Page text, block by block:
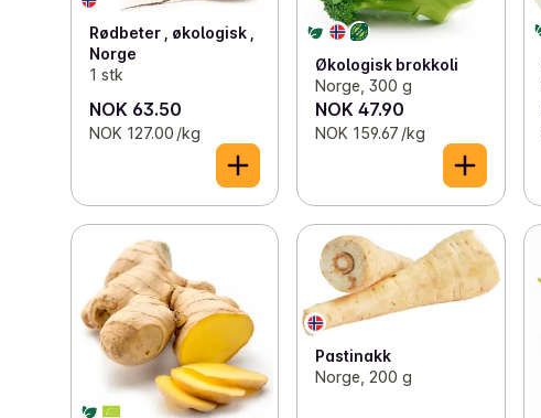
Rødbeter , økologisk ,
Norge
1 stk
NOK 63.50
NOK 127.00 /kg
Økologisk brokkoli
Norge, 300 g
NOK 47.90
NOK 159.67 /kg
Pastinakk
Norge, 200 g